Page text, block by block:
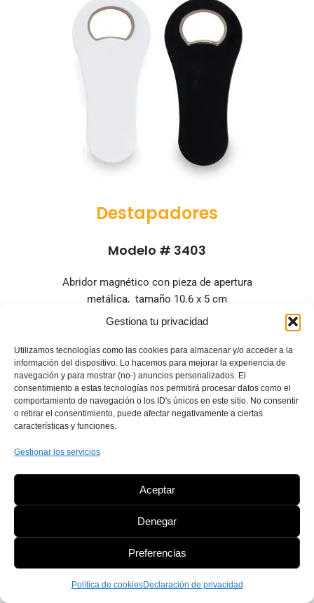
Gestiona tu privacidad
Utilizamos tecnologías como las cookies para almacenar y/o acceder a la
información del dispositivo. Lo hacemos para mejorar la experiencia de
navegación y para mostrar (no-) anuncios personalizados. El
consentimiento a estas tecnologías nos permitirá procesar datos como el
comportamiento de navegación o los ID's únicos en este sitio. No consentir
o retirar el consentimiento, puede afectar negativamente a ciertas
características y funciones.
Gestionar los servicios
Aceptar
Denegar
Preferencias
Política de cookiesDeclaración de privacidad
Destapadores
Modelo # 3403
Abridor magnético con pieza de apertura
metálica, tamaño 10.6 x 5 cm
SOLICITAR PRECIOS